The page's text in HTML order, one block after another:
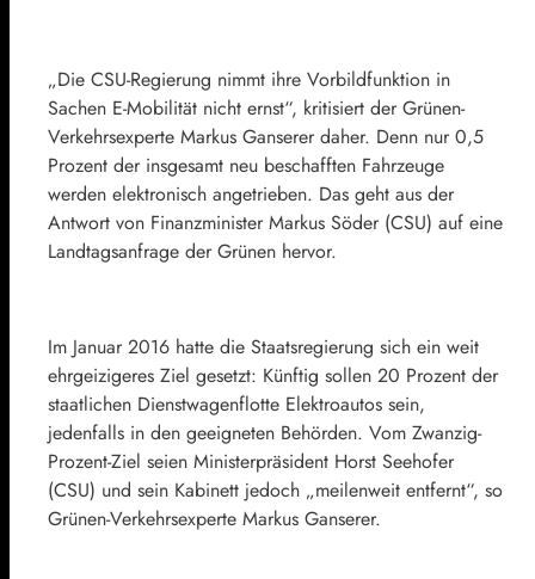
„Die CSU-Regierung nimmt ihre Vorbildfunktion in
Sachen E-Mobilität nicht ernst“, kritisiert der Grünen-
Verkehrsexperte Markus Ganserer daher. Denn nur 0,5
Prozent der insgesamt neu beschafften Fahrzeuge
werden elektronisch angetrieben. Das geht aus der
Antwort von Finanzminister Markus Söder (CSU) auf eine
Landtagsanfrage der Grünen hervor.
Im Januar 2016 hatte die Staatsregierung sich ein weit
ehrgeizigeres Ziel gesetzt: Künftig sollen 20 Prozent der
staatlichen Dienstwagenflotte Elektroautos sein,
jedenfalls in den geeigneten Behörden. Vom Zwanzig-
Prozent-Ziel seien Ministerpräsident Horst Seehofer
(CSU) und sein Kabinett jedoch „meilenweit entfernt“, so
Grünen-Verkehrsexperte Markus Ganserer.